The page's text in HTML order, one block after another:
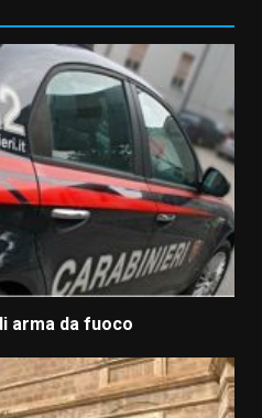
arma da fuoco